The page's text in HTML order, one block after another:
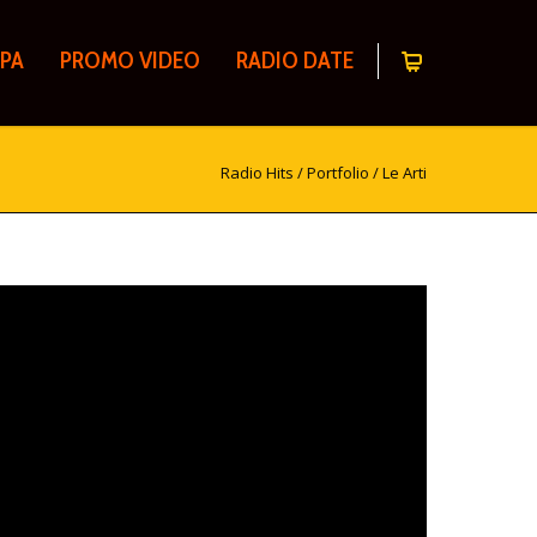
PROMO VIDEO RADIO DATE
Radio Hits /Portfolio /Le Arti